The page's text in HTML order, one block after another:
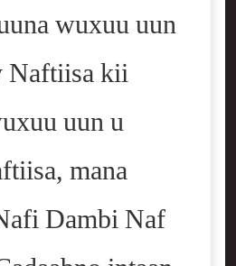
wuxuu uun
Naftiisa kii
uun u
mana
Dambi Naf